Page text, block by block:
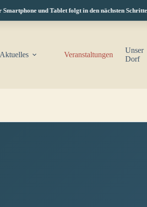
und Tablet folgt in den nächsten Schritten.
Aktuelles Veranstaltungen
Unser
Dorf